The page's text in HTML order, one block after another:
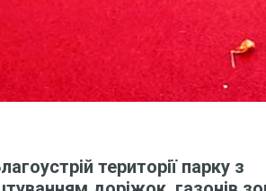
території парку з